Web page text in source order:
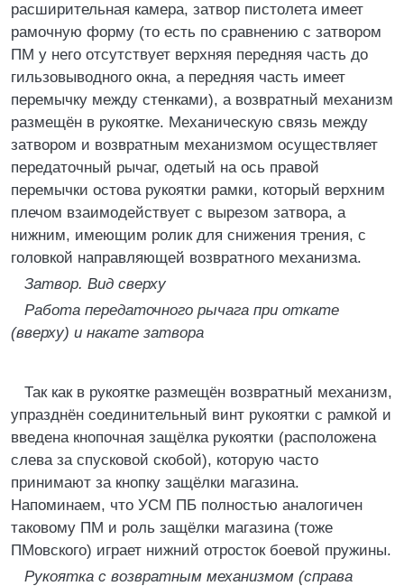
расширительная камера, затвор пистолета имеет
рамочную форму (то есть по сравнению с затвором
ПМ у него отсутствует верхняя передняя часть до
гильзовыводного окна, а передняя часть имеет
перемычку между стенками), а возвратный механизм
размещён в рукоятке. Механическую связь между
затвором и возвратным механизмом осуществляет
передаточный рычаг, одетый на ось правой
перемычки остова рукоятки рамки, который верхним
плечом взаимодействует с вырезом затвора, а
нижним, имеющим ролик для снижения трения, с
головкой направляющей возвратного механизма.
Затвор. Вид сверху
Работа передаточного рычага при откате
(вверху) и накате затвора
Так как в рукоятке размещён возвратный механизм,
упразднён соединительный винт рукоятки с рамкой и
введена кнопочная защёлка рукоятки (расположена
слева за спусковой скобой), которую часто
принимают за кнопку защёлки магазина.
Напоминаем, что УСМ ПБ полностью аналогичен
таковому ПМ и роль защёлки магазина (тоже
ПМовского) играет нижний отросток боевой пружины.
Рукоятка с возвратным механизмом (справа